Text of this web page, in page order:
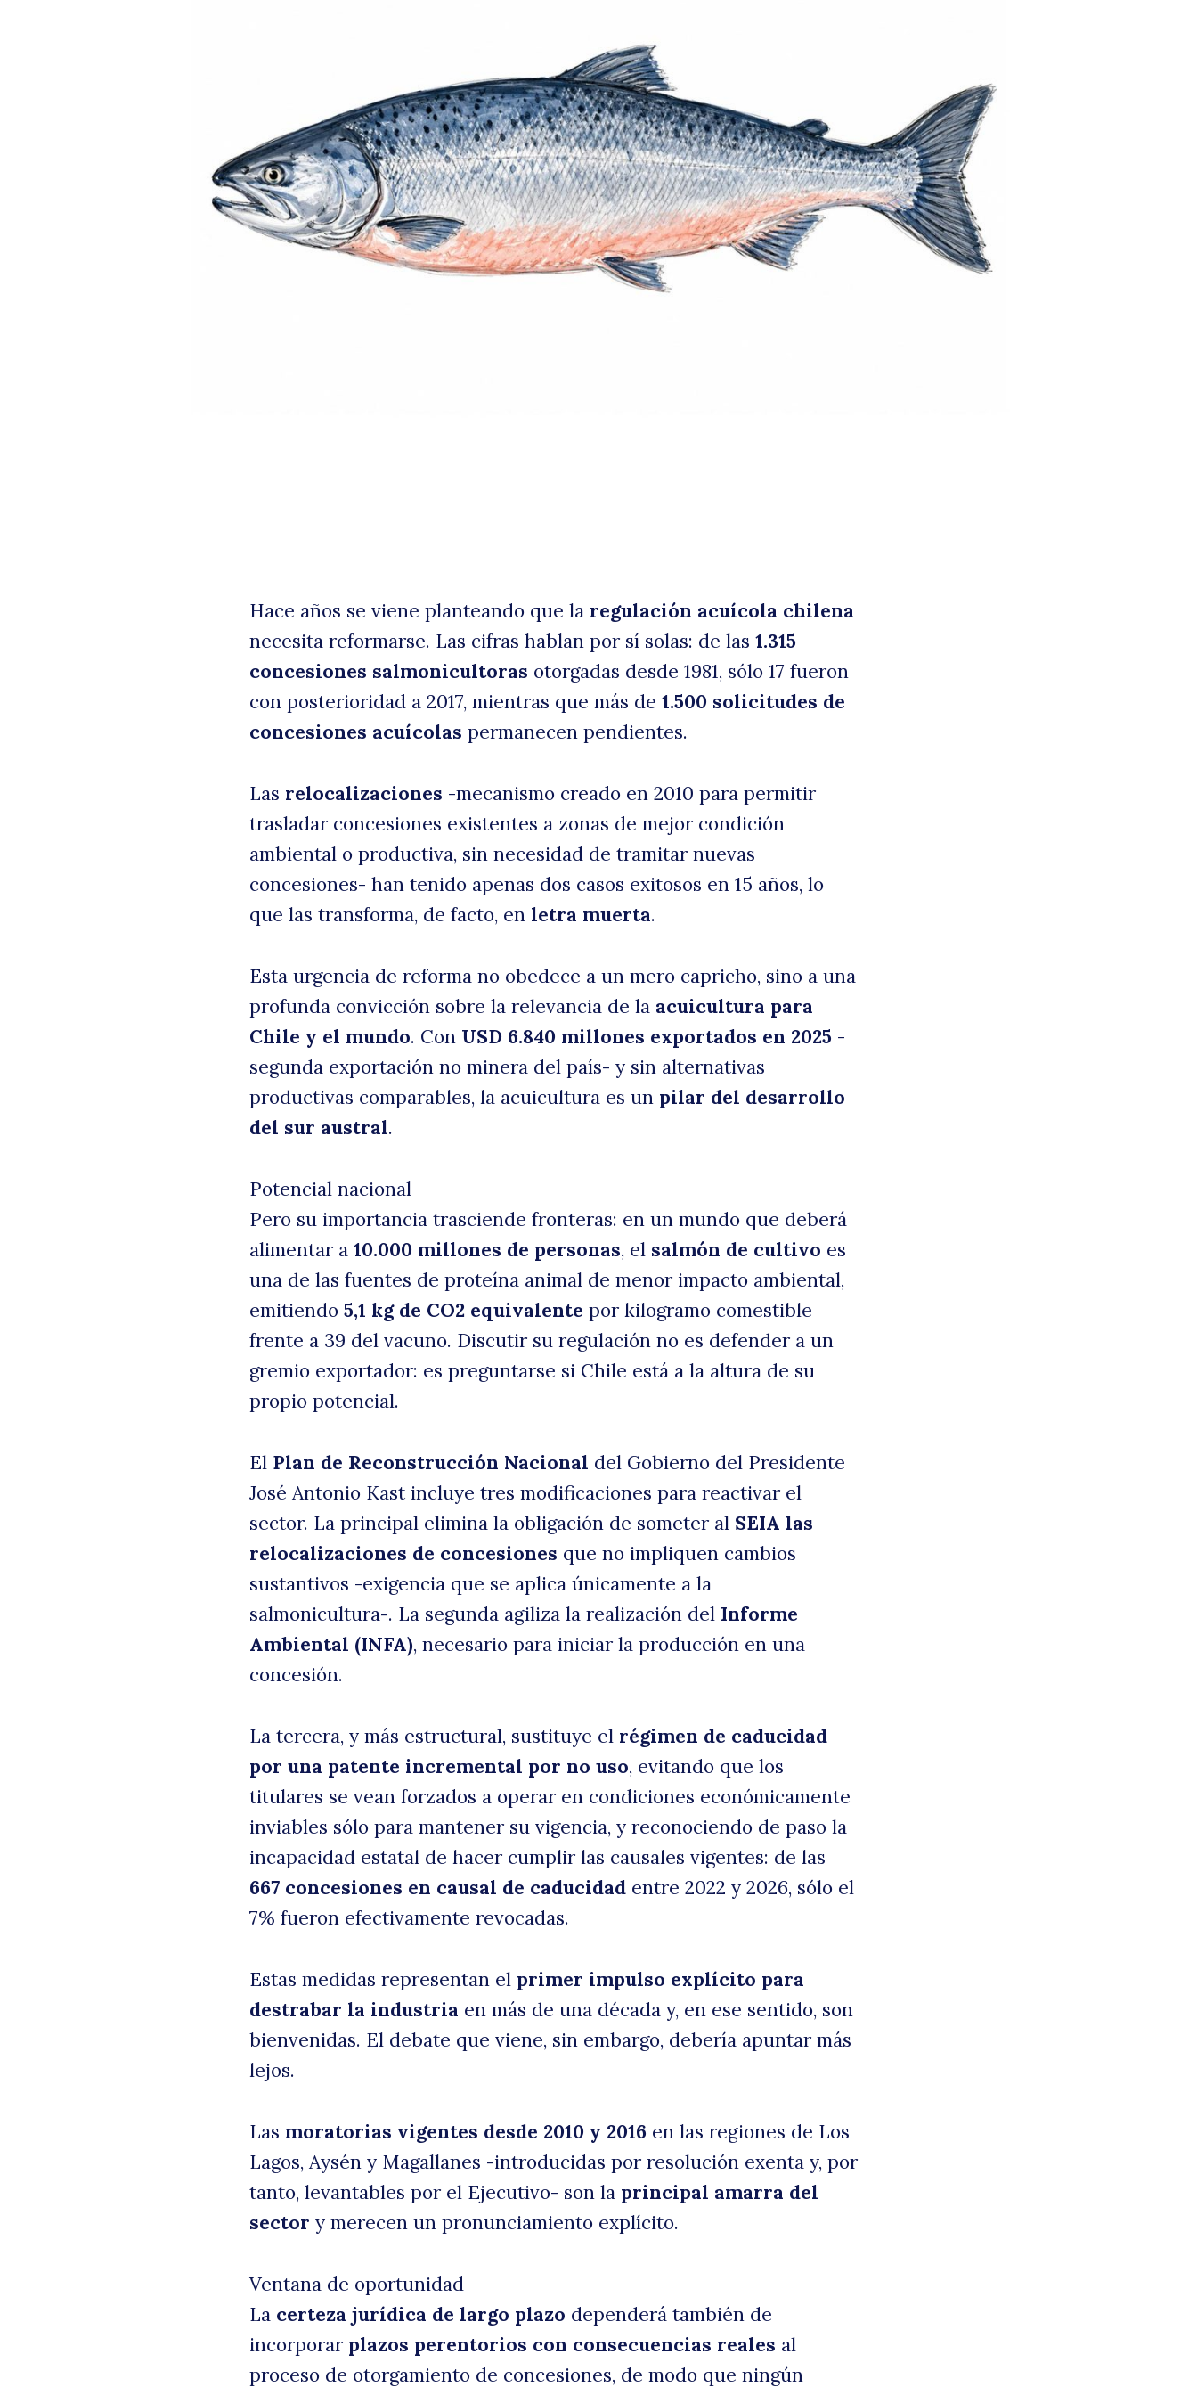
Buscar
Hace años se viene planteando que la regulación acuícola chilena
necesita reformarse. Las cifras hablan por sí solas: de las 1.315
concesiones salmonicultoras otorgadas desde 1981, sólo 17 fueron
con posterioridad a 2017, mientras que más de 1.500 solicitudes de
concesiones acuícolas permanecen pendientes.
Las relocalizaciones -mecanismo creado en 2010 para permitir
trasladar concesiones existentes a zonas de mejor condición
ambiental o productiva, sin necesidad de tramitar nuevas
concesiones- han tenido apenas dos casos exitosos en 15 años, lo
que las transforma, de facto, en letra muerta.
Esta urgencia de reforma no obedece a un mero capricho, sino a una
profunda convicción sobre la relevancia de la acuicultura para
Chile y el mundo. Con USD 6.840 millones exportados en 2025 -
segunda exportación no minera del país- y sin alternativas
productivas comparables, la acuicultura es un pilar del desarrollo
del sur austral.
Potencial nacional
Pero su importancia trasciende fronteras: en un mundo que deberá
alimentar a 10.000 millones de personas, el salmón de cultivo es
una de las fuentes de proteína animal de menor impacto ambiental,
emitiendo 5,1 kg de CO2 equivalente por kilogramo comestible
frente a 39 del vacuno. Discutir su regulación no es defender a un
gremio exportador: es preguntarse si Chile está a la altura de su
propio potencial.
El Plan de Reconstrucción Nacional del Gobierno del Presidente
José Antonio Kast incluye tres modificaciones para reactivar el
sector. La principal elimina la obligación de someter al SEIA las
relocalizaciones de concesiones que no impliquen cambios
sustantivos -exigencia que se aplica únicamente a la
salmonicultura-. La segunda agiliza la realización del Informe
Ambiental (INFA), necesario para iniciar la producción en una
concesión.
La tercera, y más estructural, sustituye el régimen de caducidad
por una patente incremental por no uso, evitando que los
titulares se vean forzados a operar en condiciones económicamente
inviables sólo para mantener su vigencia, y reconociendo de paso la
incapacidad estatal de hacer cumplir las causales vigentes: de las
667 concesiones en causal de caducidad entre 2022 y 2026, sólo el
7% fueron efectivamente revocadas.
Estas medidas representan el primer impulso explícito para
destrabar la industria en más de una década y, en ese sentido, son
bienvenidas. El debate que viene, sin embargo, debería apuntar más
lejos.
Las moratorias vigentes desde 2010 y 2016 en las regiones de Los
Lagos, Aysén y Magallanes -introducidas por resolución exenta y, por
tanto, levantables por el Ejecutivo- son la principal amarra del
sector y merecen un pronunciamiento explícito.
Ventana de oportunidad
La certeza jurídica de largo plazo dependerá también de
incorporar plazos perentorios con consecuencias reales al
proceso de otorgamiento de concesiones, de modo que ningún